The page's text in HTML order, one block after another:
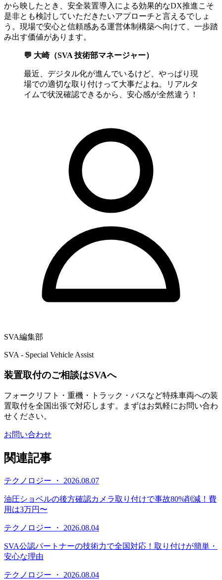
から映したとき、安全装置導入による効果的なDX推進こそ
是非とも検討していただきたいアプローチと言えるでしょ
う。現場で安心と信頼感ある運営体制構築へ向けて、一歩踏
み出す価値があります。
💬 大崎（SVA 技術部マネージャー）
最近、デジタル化が進んでいるけど、やっぱり現
場での適切な取り付けって大事だよね。リアルタ
イムで状況確認できるから、安心感が全然違う！
SVA編集部
SVA - Special Vehicle Assist
装置取付のご相談はSVAへ
フォークリフト・重機・トラック・バスなど特殊車両への装
置取付を全国出張で対応します。まずはお気軽にお問い合わ
せください。
お問い合わせ
関連記事
テクノロジー ・ 2026.08.07
油圧ショベルの後方確認カメラ取り付けで事故80%削減！費
用は3万円〜
テクノロジー ・ 2026.08.04
SVA公認パートナーの技術力で全国対応！取り付けが簡単・
安心な理由
テクノロジー ・ 2026.08.04